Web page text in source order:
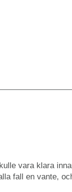
vara klara
fall en vante,